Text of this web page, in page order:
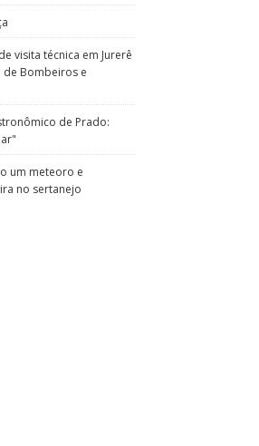
visita técnica em Jurerê
Bombeiros e
de Prado:
um meteoro e
no sertanejo